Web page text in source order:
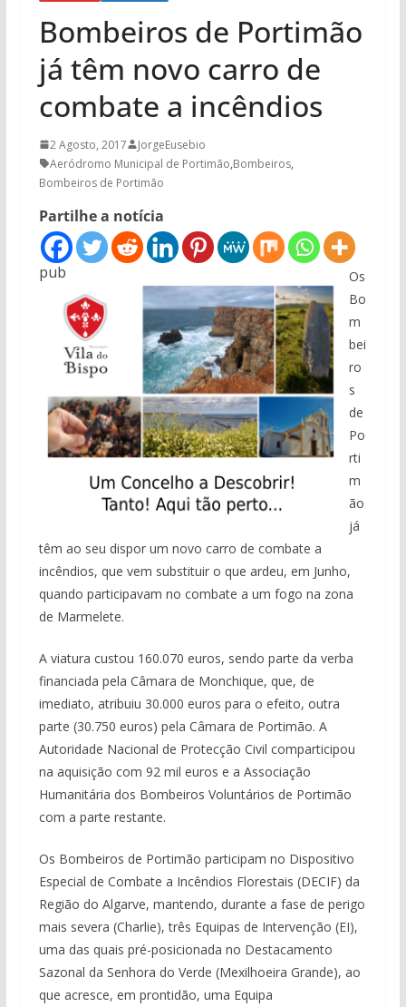
Bombeiros de Portimão
já têm novo carro de
combate a incêndios
2 Agosto, 2017
JorgeEusebio
Aeródromo Municipal de Portimão,Bombeiros,
Bombeiros de Portimão
Partilhe a notícia
pub
Os
Bo
m
bei
ro
s
de
Po
rti
m
ão
já
têm ao seu dispor um novo carro de combate a
incêndios, que vem substituir o que ardeu, em Junho,
quando participavam no combate a um fogo na zona
de Marmelete.
A viatura custou 160.070 euros, sendo parte da verba
financiada pela Câmara de Monchique, que, de
imediato, atribuiu 30.000 euros para o efeito, outra
parte (30.750 euros) pela Câmara de Portimão. A
Autoridade Nacional de Protecção Civil comparticipou
na aquisição com 92 mil euros e a Associação
Humanitária dos Bombeiros Voluntários de Portimão
com a parte restante.
Os Bombeiros de Portimão participam no Dispositivo
Especial de Combate a Incêndios Florestais (DECIF) da
Região do Algarve, mantendo, durante a fase de perigo
mais severa (Charlie), três Equipas de Intervenção (EI),
uma das quais pré-posicionada no Destacamento
Sazonal da Senhora do Verde (Mexilhoeira Grande), ao
que acresce, em prontidão, uma Equipa